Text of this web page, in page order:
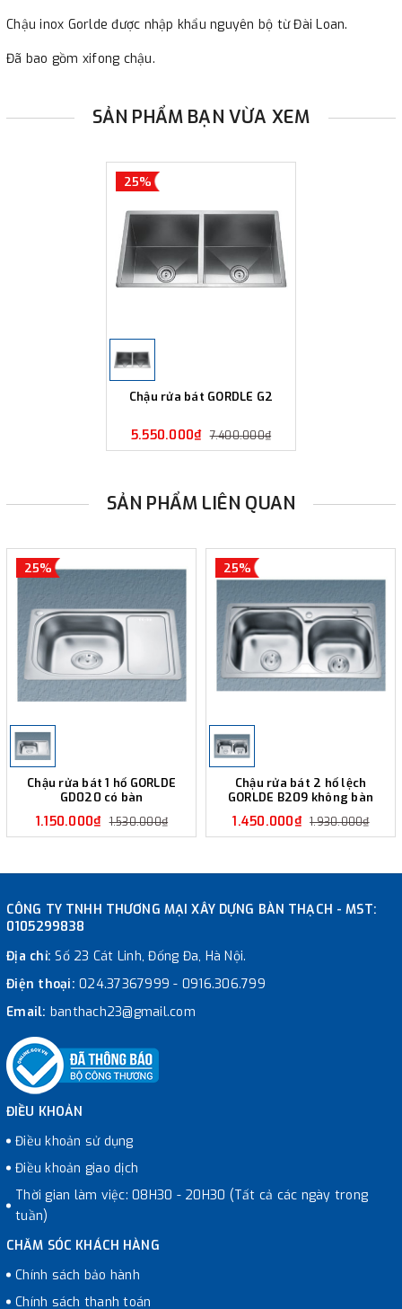
Chậu inox Gorlde được nhập khẩu nguyên bộ từ Đài Loan.
Đã bao gồm xifong chậu.
SẢN PHẨM BẠN VỪA XEM
25%
Chậu rửa bát GORDLE G2
5.550.000₫ 7.400.000₫
SẢN PHẨM LIÊN QUAN
25%
Chậu rửa bát 1 hố GORLDE
GD020 có bàn
1.150.000₫ 1.530.000₫
25%
Chậu rửa bát 2 hố lệch
GORLDE B209 không bàn
1.450.000₫ 1.930.000₫
CÔNG TY TNHH THƯƠNG MẠI XÂY DỰNG BÀN THẠCH - MST:
0105299838
Địa chỉ:Số 23 Cát Linh, Đống Đa, Hà Nội.
Điện thoại: 024.37367999 - 0916.306.799
Email: banthach23@gmail.com
ĐIỀU KHOẢN
Điều khoản sử dụng
Điều khoản giao dịch
Thời gian làm việc: 08H30 - 20H30 (Tất cả các ngày trong
tuần)
CHĂM SÓC KHÁCH HÀNG
Chính sách bảo hành
Chính sách thanh toán